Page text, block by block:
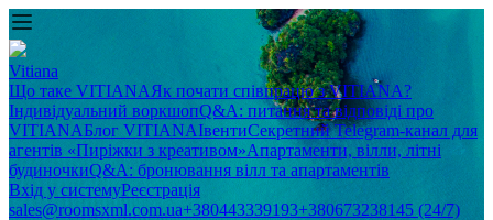
Vitiana
Що таке VITIANAЯк почати співпрацю з VITIANA?
Індивідуальний воркшопQ&A: питання та відповіді про
VITIANAБлог VITIANAІвентиСекретний Telegram-канал для
агентів «Пиріжки з креативом»Апартаменти, вілли, літні
будиночкиQ&A: бронювання вілл та апартаментів
Вхід у системуРеєстрація
sales@roomsxml.com.ua+380443339193+380673238145 (24/7)